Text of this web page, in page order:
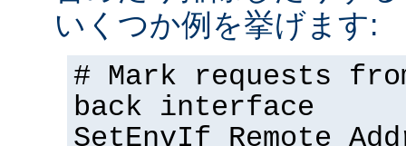
いくつか例を挙げます:
# Mark requests
back interface
SetEnvIf